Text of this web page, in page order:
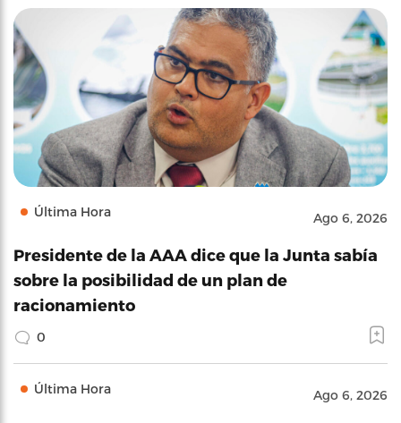
Última Hora Ago 6, 2026
Presidente de la AAA dice que la Junta sabía
sobre la posibilidad de un plan de
racionamiento
0
Última Hora Ago 6, 2026